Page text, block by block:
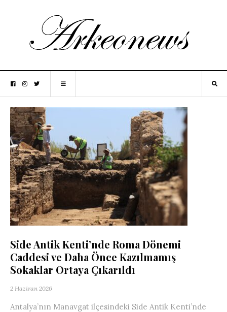
Side Antik Kenti’nde Roma Dönemi
Caddesi ve Daha Önce Kazılmamış
Sokaklar Ortaya Çıkarıldı
2 Haziran 2026
Antalya’nın Manavgat ilçesindeki Side Antik Kenti’nde